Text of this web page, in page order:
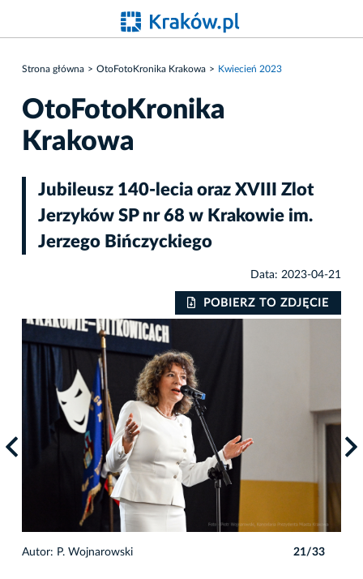
Strona główna OtoFotoKronika Krakowa Kwiecień 2023
OtoFotoKronika
Krakowa
Jubileusz 140-lecia oraz XVIII Zlot
Jerzyków SP nr 68 w Krakowie im.
Jerzego Bińczyckiego
Data: 2023-04-21
POBIERZ TO ZDJĘCIE
Autor: P. Wojnarowski 21/33